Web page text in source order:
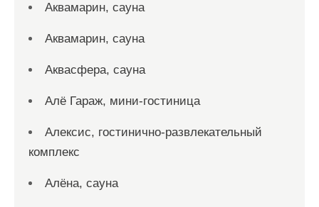
Аквамарин, сауна
Аквамарин, сауна
Аквасфера, сауна
Алё Гараж, мини-гостиница
Алексис, гостинично-развлекательный
комплекс
Алёна, сауна